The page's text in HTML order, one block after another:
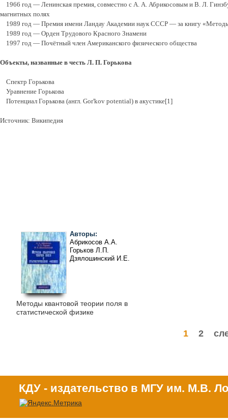
1966 год — Ленинская премия, совместно с А. А. Абрикосовым и В. Л.
магнитных полях
1989 год — Премия имени Ландау Академии наук СССР — за книгу «Методы
1989 год — Орден Трудового Красного Знамени
1997 год — Почётный член Американского физического общества
Объекты, названные в честь Л. П. Горькова
Спектр Горькова
Уравнение Горькова
Потенциал Горькова (англ. Gor'kov potential) в акустике[1]
Источник: Википедия
Методы квантовой теории поля в
статистической физике
Авторы:
Абрикосов А.А.
Горьков Л.П.
Дзялошинский И.Е.
1 2
КДУ - издательство в МГУ им. М.В.